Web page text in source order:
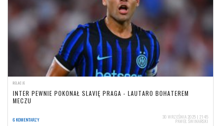
RELACJE
INTER PEWNIE POKONAŁ SLAVIĘ PRAGA - LAUTARO BOHATEREM
MECZU
6 KOMENTARZY 30 WRZEŚNIA 2025 | 21:45
PAWEŁ ŚWINARSKI